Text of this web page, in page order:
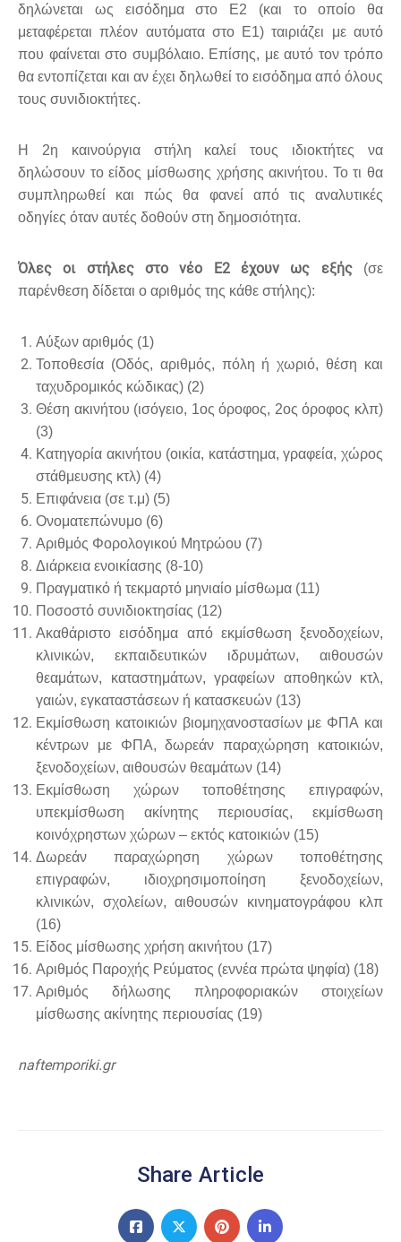
δηλώνεται ως εισόδημα στο Ε2 (και το οποίο θα
μεταφέρεται πλέον αυτόματα στο Ε1) ταιριάζει με αυτό
που φαίνεται στο συμβόλαιο. Επίσης, με αυτό τον τρόπο
θα εντοπίζεται και αν έχει δηλωθεί το εισόδημα από όλους
τους συνιδιοκτήτες.
Η 2η καινούργια στήλη καλεί τους ιδιοκτήτες να
δηλώσουν το είδος μίσθωσης χρήσης ακινήτου. Το τι θα
συμπληρωθεί και πώς θα φανεί από τις αναλυτικές
οδηγίες όταν αυτές δοθούν στη δημοσιότητα.
Όλες οι στήλες στο νέο Ε2 έχουν ως εξής(σε
παρένθεση δίδεται ο αριθμός της κάθε στήλης):
Αύξων αριθμός (1)
Τοποθεσία (Οδός, αριθμός, πόλη ή χωριό, θέση και
ταχυδρομικός κώδικας) (2)
Θέση ακινήτου (ισόγειο, 1ος όροφος, 2ος όροφος κλπ)
(3)
Κατηγορία ακινήτου (οικία, κατάστημα, γραφεία, χώρος
στάθμευσης κτλ) (4)
Επιφάνεια (σε τ.μ) (5)
Ονοματεπώνυμο (6)
Αριθμός Φορολογικού Μητρώου (7)
Διάρκεια ενοικίασης (8-10)
Πραγματικό ή τεκμαρτό μηνιαίο μίσθωμα (11)
Ποσοστό συνιδιοκτησίας (12)
Ακαθάριστο εισόδημα από εκμίσθωση ξενοδοχείων,
κλινικών, εκπαιδευτικών ιδρυμάτων, αιθουσών
θεαμάτων, καταστημάτων, γραφείων αποθηκών κτλ,
γαιών, εγκαταστάσεων ή κατασκευών (13)
Εκμίσθωση κατοικιών βιομηχανοστασίων με ΦΠΑ και
κέντρων με ΦΠΑ, δωρεάν παραχώρηση κατοικιών,
ξενοδοχείων, αιθουσών θεαμάτων (14)
Εκμίσθωση χώρων τοποθέτησης επιγραφών,
υπεκμίσθωση ακίνητης περιουσίας, εκμίσθωση
κοινόχρηστων χώρων – εκτός κατοικιών (15)
Δωρεάν παραχώρηση χώρων τοποθέτησης
επιγραφών, ιδιοχρησιμοποίηση ξενοδοχείων,
κλινικών, σχολείων, αιθουσών κινηματογράφου κλπ
(16)
Είδος μίσθωσης χρήση ακινήτου (17)
Αριθμός Παροχής Ρεύματος (εννέα πρώτα ψηφία) (18)
Αριθμός δήλωσης πληροφοριακών στοιχείων
μίσθωσης ακίνητης περιουσίας (19)
naftemporiki.gr
Share Article